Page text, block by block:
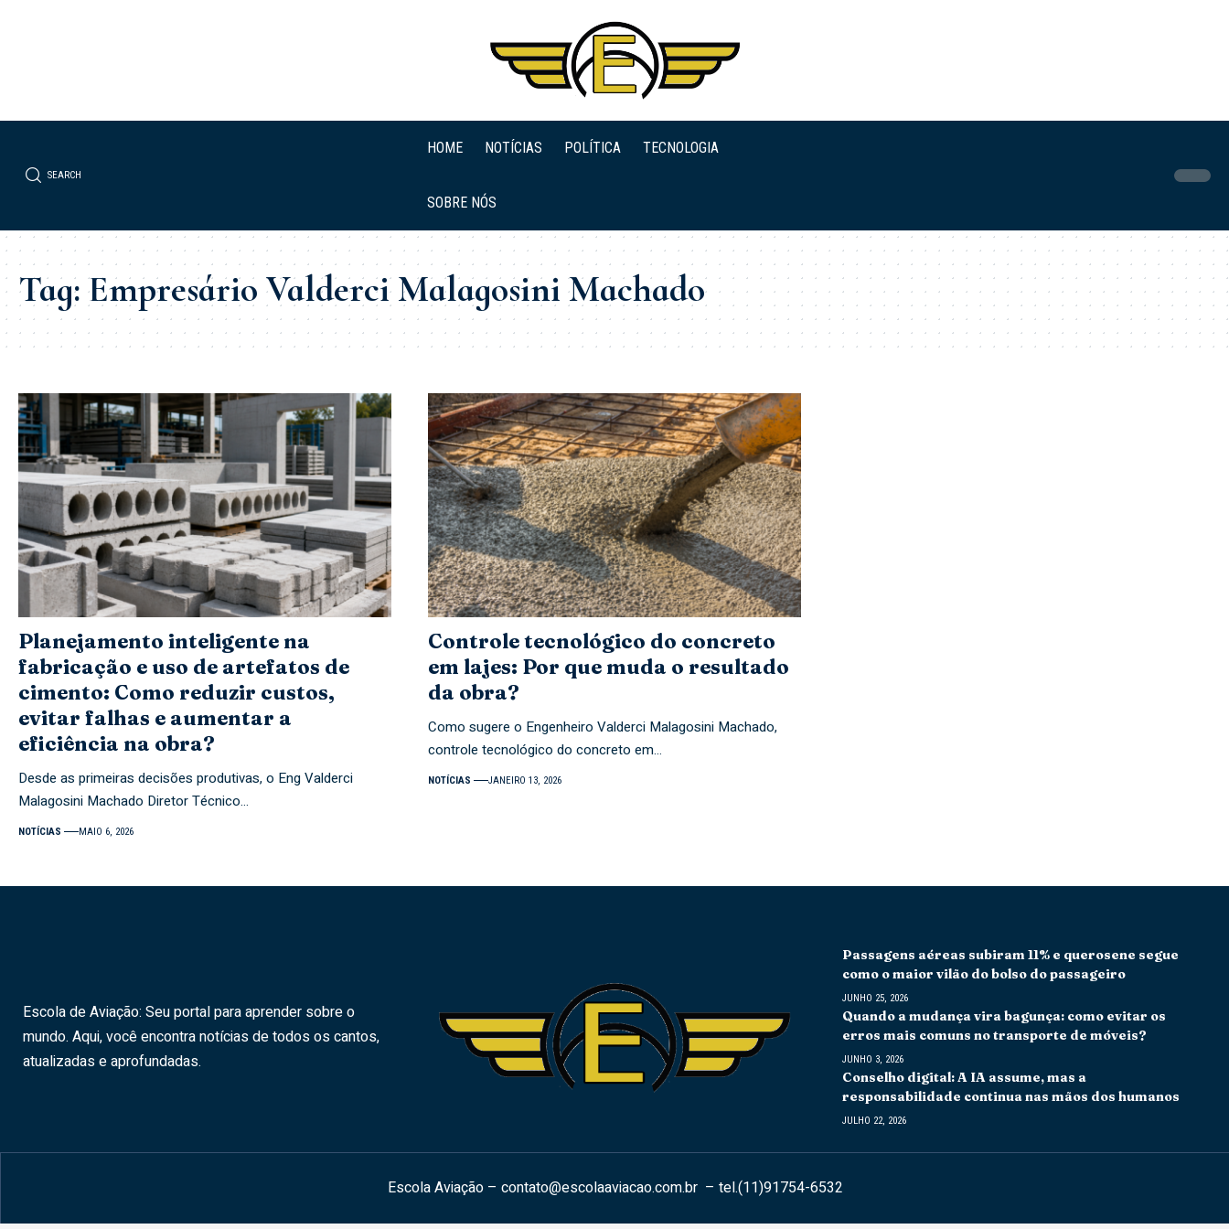
SEARCH
HOME NOTÍCIAS POLÍTICA TECNOLOGIA
SOBRE NÓS
Tag:Empresário Valderci Malagosini Machado
Planejamento inteligente na
fabricação e uso de artefatos de
cimento: Como reduzir custos,
evitar falhas e aumentar a
eficiência na obra?
Desde as primeiras decisões produtivas, o Eng Valderci
Malagosini Machado Diretor Técnico…
NOTÍCIAS MAIO 6, 2026
Controle tecnológico do concreto
em lajes: Por que muda o resultado
da obra?
Como sugere o Engenheiro Valderci Malagosini Machado,
controle tecnológico do concreto em…
NOTÍCIAS JANEIRO 13, 2026
Escola de Aviação: Seu portal para aprender sobre o
mundo. Aqui, você encontra notícias de todos os cantos,
atualizadas e aprofundadas.
Passagens aéreas subiram 11% e querosene segue
como o maior vilão do bolso do passageiro
JUNHO 25, 2026
Quando a mudança vira bagunça: como evitar os
erros mais comuns no transporte de móveis?
JUNHO 3, 2026
Conselho digital: A IA assume, mas a
responsabilidade continua nas mãos dos humanos
JULHO 22, 2026
Escola Aviação – contato@escolaaviacao.com.br– tel.(11)91754-6532